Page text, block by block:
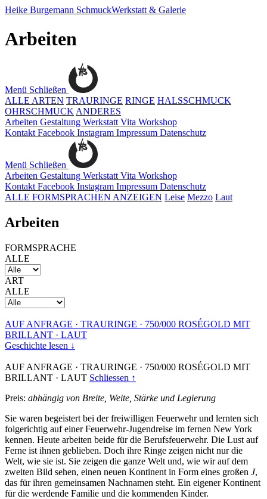
Heike Burgemann SchmuckWerkstatt & Galerie
Arbeiten
Menü Schließen
ALLE ARTEN TRAURINGE RINGE HALSSCHMUCK
OHRSCHMUCK ANDERES
Arbeiten Gestaltung Werkstatt Vita Workshop
Kontakt Facebook Instagram Impressum Datenschutz
Menü Schließen
Arbeiten Gestaltung Werkstatt Vita Workshop
Kontakt Facebook Instagram Impressum Datenschutz
ALLE FORMSPRACHEN ANZEIGEN Leise Mezzo Laut
Arbeiten
FORMSPRACHE
ALLE
ART
ALLE
AUF ANFRAGE · TRAURINGE · 750/000 ROSÉGOLD MIT
BRILLANT · LAUT
Geschichte lesen ↓
AUF ANFRAGE · TRAURINGE · 750/000 ROSÉGOLD MIT
BRILLANT · LAUT Schliessen ↑
Preis: abhängig von Breite, Weite, Stärke und Legierung
Sie waren begeistert bei der freiwilligen Feuerwehr und lernten sich
folgerichtig auf einer Feuerwehr-Jugendreise im fernen New York
kennen. Heute arbeiten beide für die Berufsfeuerwehr. Die Lust auf
Ferne ist ihnen geblieben. Doch ihre Ringe zeigen nicht nur die
Welt, wie sie ist. Sie zeigen die ganze Welt und, wie wir auf dem
zweiten Bild sehen, einen neuen Kontinent in Form eines großen J,
das für ihren gemeinsamen Nachnamen steht. Ein eigener Kontinent
für die werdende Familie und die kommenden Kinder.